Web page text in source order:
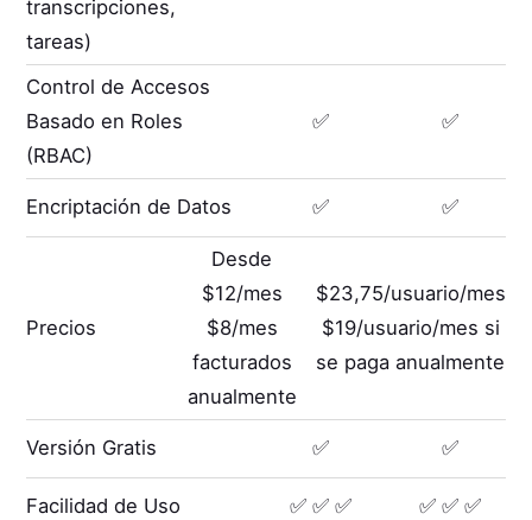
transcripciones,
tareas)
Control de Accesos
Basado en Roles
(RBAC)
✅ ✅
Encriptación de Datos ✅ ✅
Precios
Desde
$12/mes
$8/mes
facturados
anualmente
$23,75/usuario/mes
$19/usuario/mes si
se paga anualmente
Versión Gratis ✅ ✅
Facilidad de Uso ✅ ✅ ✅ ✅ ✅ ✅